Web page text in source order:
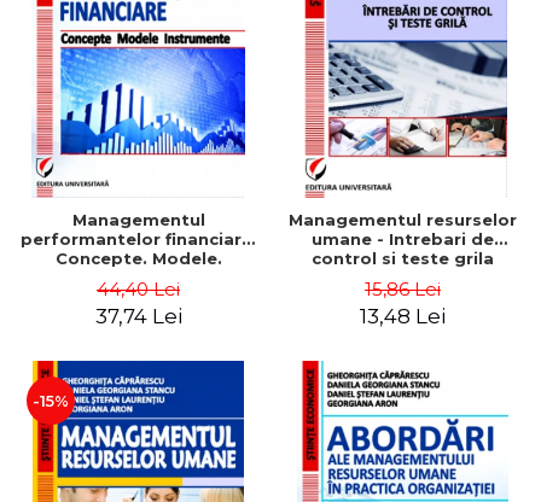
Managementul
performantelor financiare.
Concepte. Modele.
44,40 Lei
37,74 Lei
Managementul resurselor
umane - Intrebari de
control si teste grila
15,86 Lei
13,48 Lei
-15%